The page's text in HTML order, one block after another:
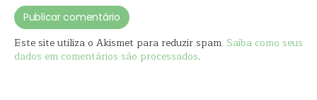
Este site utiliza o Akismet para reduzir spam. Saiba como seus
dados em comentários são processados.